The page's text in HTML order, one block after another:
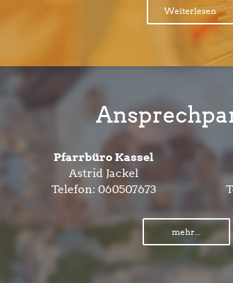
Weiterlesen
Pfarrbüro Kassel
Astrid Jackel
Telefon: 060507673
mehr...